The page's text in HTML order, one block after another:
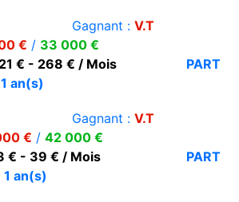
Gagnant : V.T
€ / 33 000 €
€ - 268 € / Mois
PART
1 an(s)
Gagnant : V.T
€ / 42 000 €
€ - 39 € / Mois
PART
1 an(s)